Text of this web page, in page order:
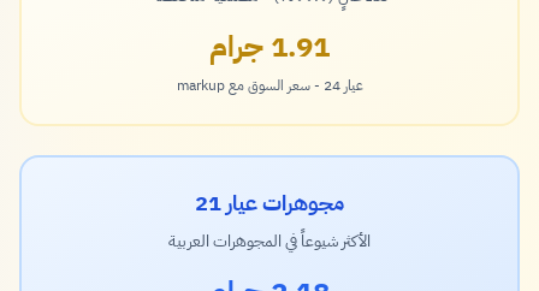
1.91 جرام
عيار 24 - سعر السوق مع markup
مجوهرات عيار 21
الأكثر شيوعاً في المجوهرات العربية